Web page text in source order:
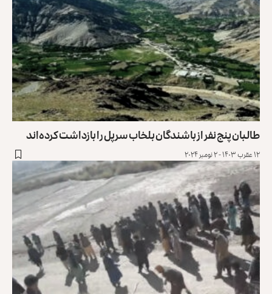
طالبان پنج نفر از باشندگان بلخاب سرپل را بازداشت کرده‌اند
۱۲ عقرب ۱۴۰۳ - ۲ نومبر ۲۰۲۴